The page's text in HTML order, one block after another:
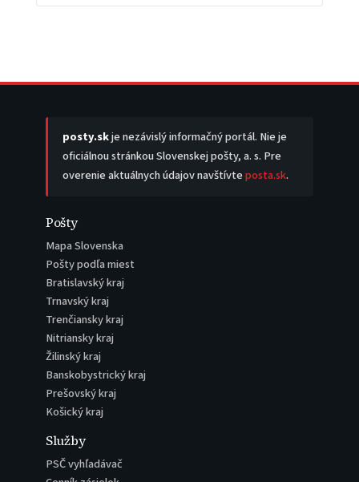
posty.skje nezávislý informačný portál. Nie je
oficiálnou stránkou Slovenskej pošty, a. s. Pre
overenie aktuálnych údajov navštívteposta.sk.
Pošty
Mapa Slovenska
Pošty podľa miest
Bratislavský kraj
Trnavský kraj
Trenčiansky kraj
Nitriansky kraj
Žilinský kraj
Banskobystrický kraj
Prešovský kraj
Košický kraj
Služby
PSČ vyhľadávač